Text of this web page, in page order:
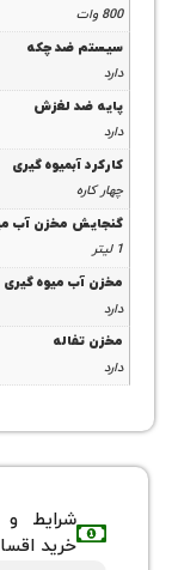
چکه
گیری
مخزن آب میوه گیری
میوه گیری
شرایط و ضوابط
خرید اقساطی